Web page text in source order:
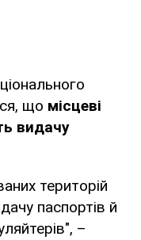
що місцеві
видачу
територій
паспортів й
–